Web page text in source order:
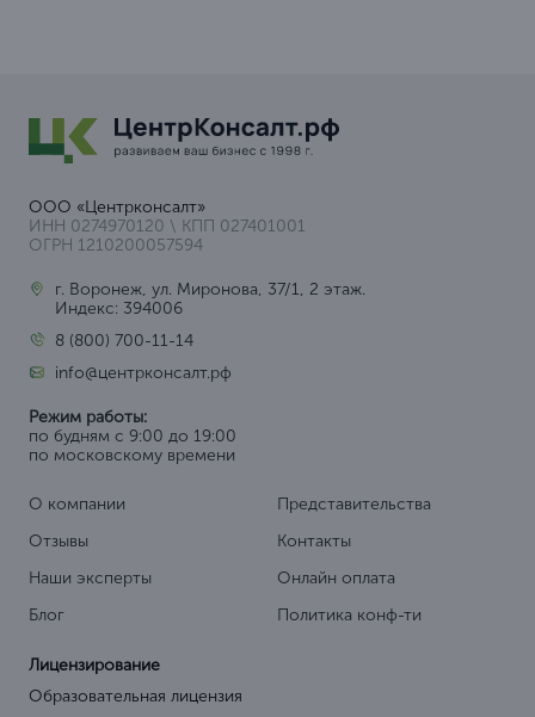
ООО «Центрконсалт»
ИНН 0274970120 \ КПП 027401001
ОГРН 1210200057594
г. Воронеж, ул. Миронова, 37/1, 2 этаж.
Индекс: 394006
8 (800) 700-11-14
info@центрконсалт.рф
Режим работы:
по будням с 9:00 до 19:00
по московскому времени
О компании
Отзывы
Наши эксперты
Блог
Представительства
Контакты
Онлайн оплата
Политика конф-ти
Лицензирование
Образовательная лицензия